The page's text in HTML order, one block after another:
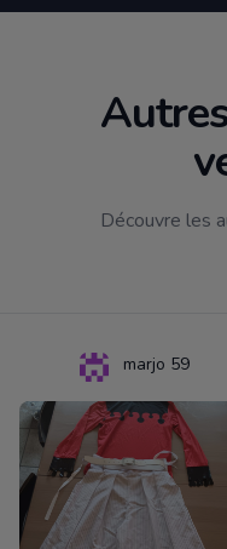
Découvre les
marjo 59